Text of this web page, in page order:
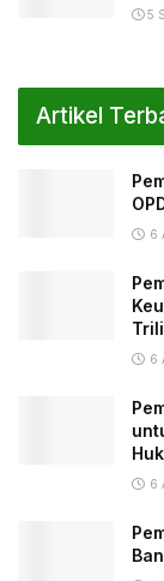
5
Artikel
6
6
6